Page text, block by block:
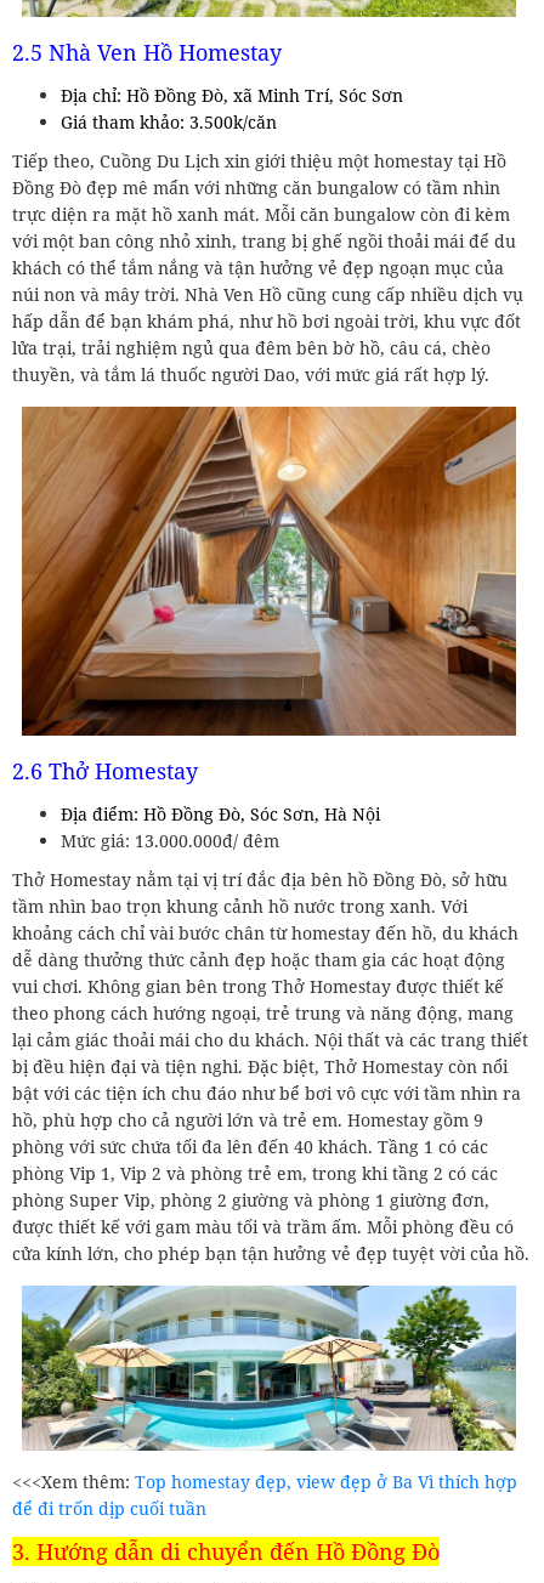
2.5 Nhà Ven Hồ Homestay
Địa chỉ: Hồ Đồng Đò, xã Minh Trí, Sóc Sơn
Giá tham khảo: 3.500k/căn
Tiếp theo, Cuồng Du Lịch xin giới thiệu một homestay tại Hồ
Đồng Đò đẹp mê mẩn với những căn bungalow có tầm nhìn
trực diện ra mặt hồ xanh mát. Mỗi căn bungalow còn đi kèm
với một ban công nhỏ xinh, trang bị ghế ngồi thoải mái để du
khách có thể tắm nắng và tận hưởng vẻ đẹp ngoạn mục của
núi non và mây trời. Nhà Ven Hồ cũng cung cấp nhiều dịch vụ
hấp dẫn để bạn khám phá, như hồ bơi ngoài trời, khu vực đốt
lửa trại, trải nghiệm ngủ qua đêm bên bờ hồ, câu cá, chèo
thuyền, và tắm lá thuốc người Dao, với mức giá rất hợp lý.
2.6 Thở Homestay
Địa điểm: Hồ Đồng Đò, Sóc Sơn, Hà Nội
Mức giá: 13.000.000đ/ đêm
Thở Homestay nằm tại vị trí đắc địa bên hồ Đồng Đò, sở hữu
tầm nhìn bao trọn khung cảnh hồ nước trong xanh. Với
khoảng cách chỉ vài bước chân từ homestay đến hồ, du khách
dễ dàng thưởng thức cảnh đẹp hoặc tham gia các hoạt động
vui chơi. Không gian bên trong Thở Homestay được thiết kế
theo phong cách hướng ngoại, trẻ trung và năng động, mang
lại cảm giác thoải mái cho du khách. Nội thất và các trang thiết
bị đều hiện đại và tiện nghi. Đặc biệt, Thở Homestay còn nổi
bật với các tiện ích chu đáo như bể bơi vô cực với tầm nhìn ra
hồ, phù hợp cho cả người lớn và trẻ em. Homestay gồm 9
phòng với sức chứa tối đa lên đến 40 khách. Tầng 1 có các
phòng Vip 1, Vip 2 và phòng trẻ em, trong khi tầng 2 có các
phòng Super Vip, phòng 2 giường và phòng 1 giường đơn,
được thiết kế với gam màu tối và trầm ấm. Mỗi phòng đều có
cửa kính lớn, cho phép bạn tận hưởng vẻ đẹp tuyệt vời của hồ.
<<<Xem thêm: Top homestay đẹp, view đẹp ở Ba Vì thích hợp
để đi trốn dịp cuối tuần
3. Hướng dẫn di chuyển đến Hồ Đồng Đò